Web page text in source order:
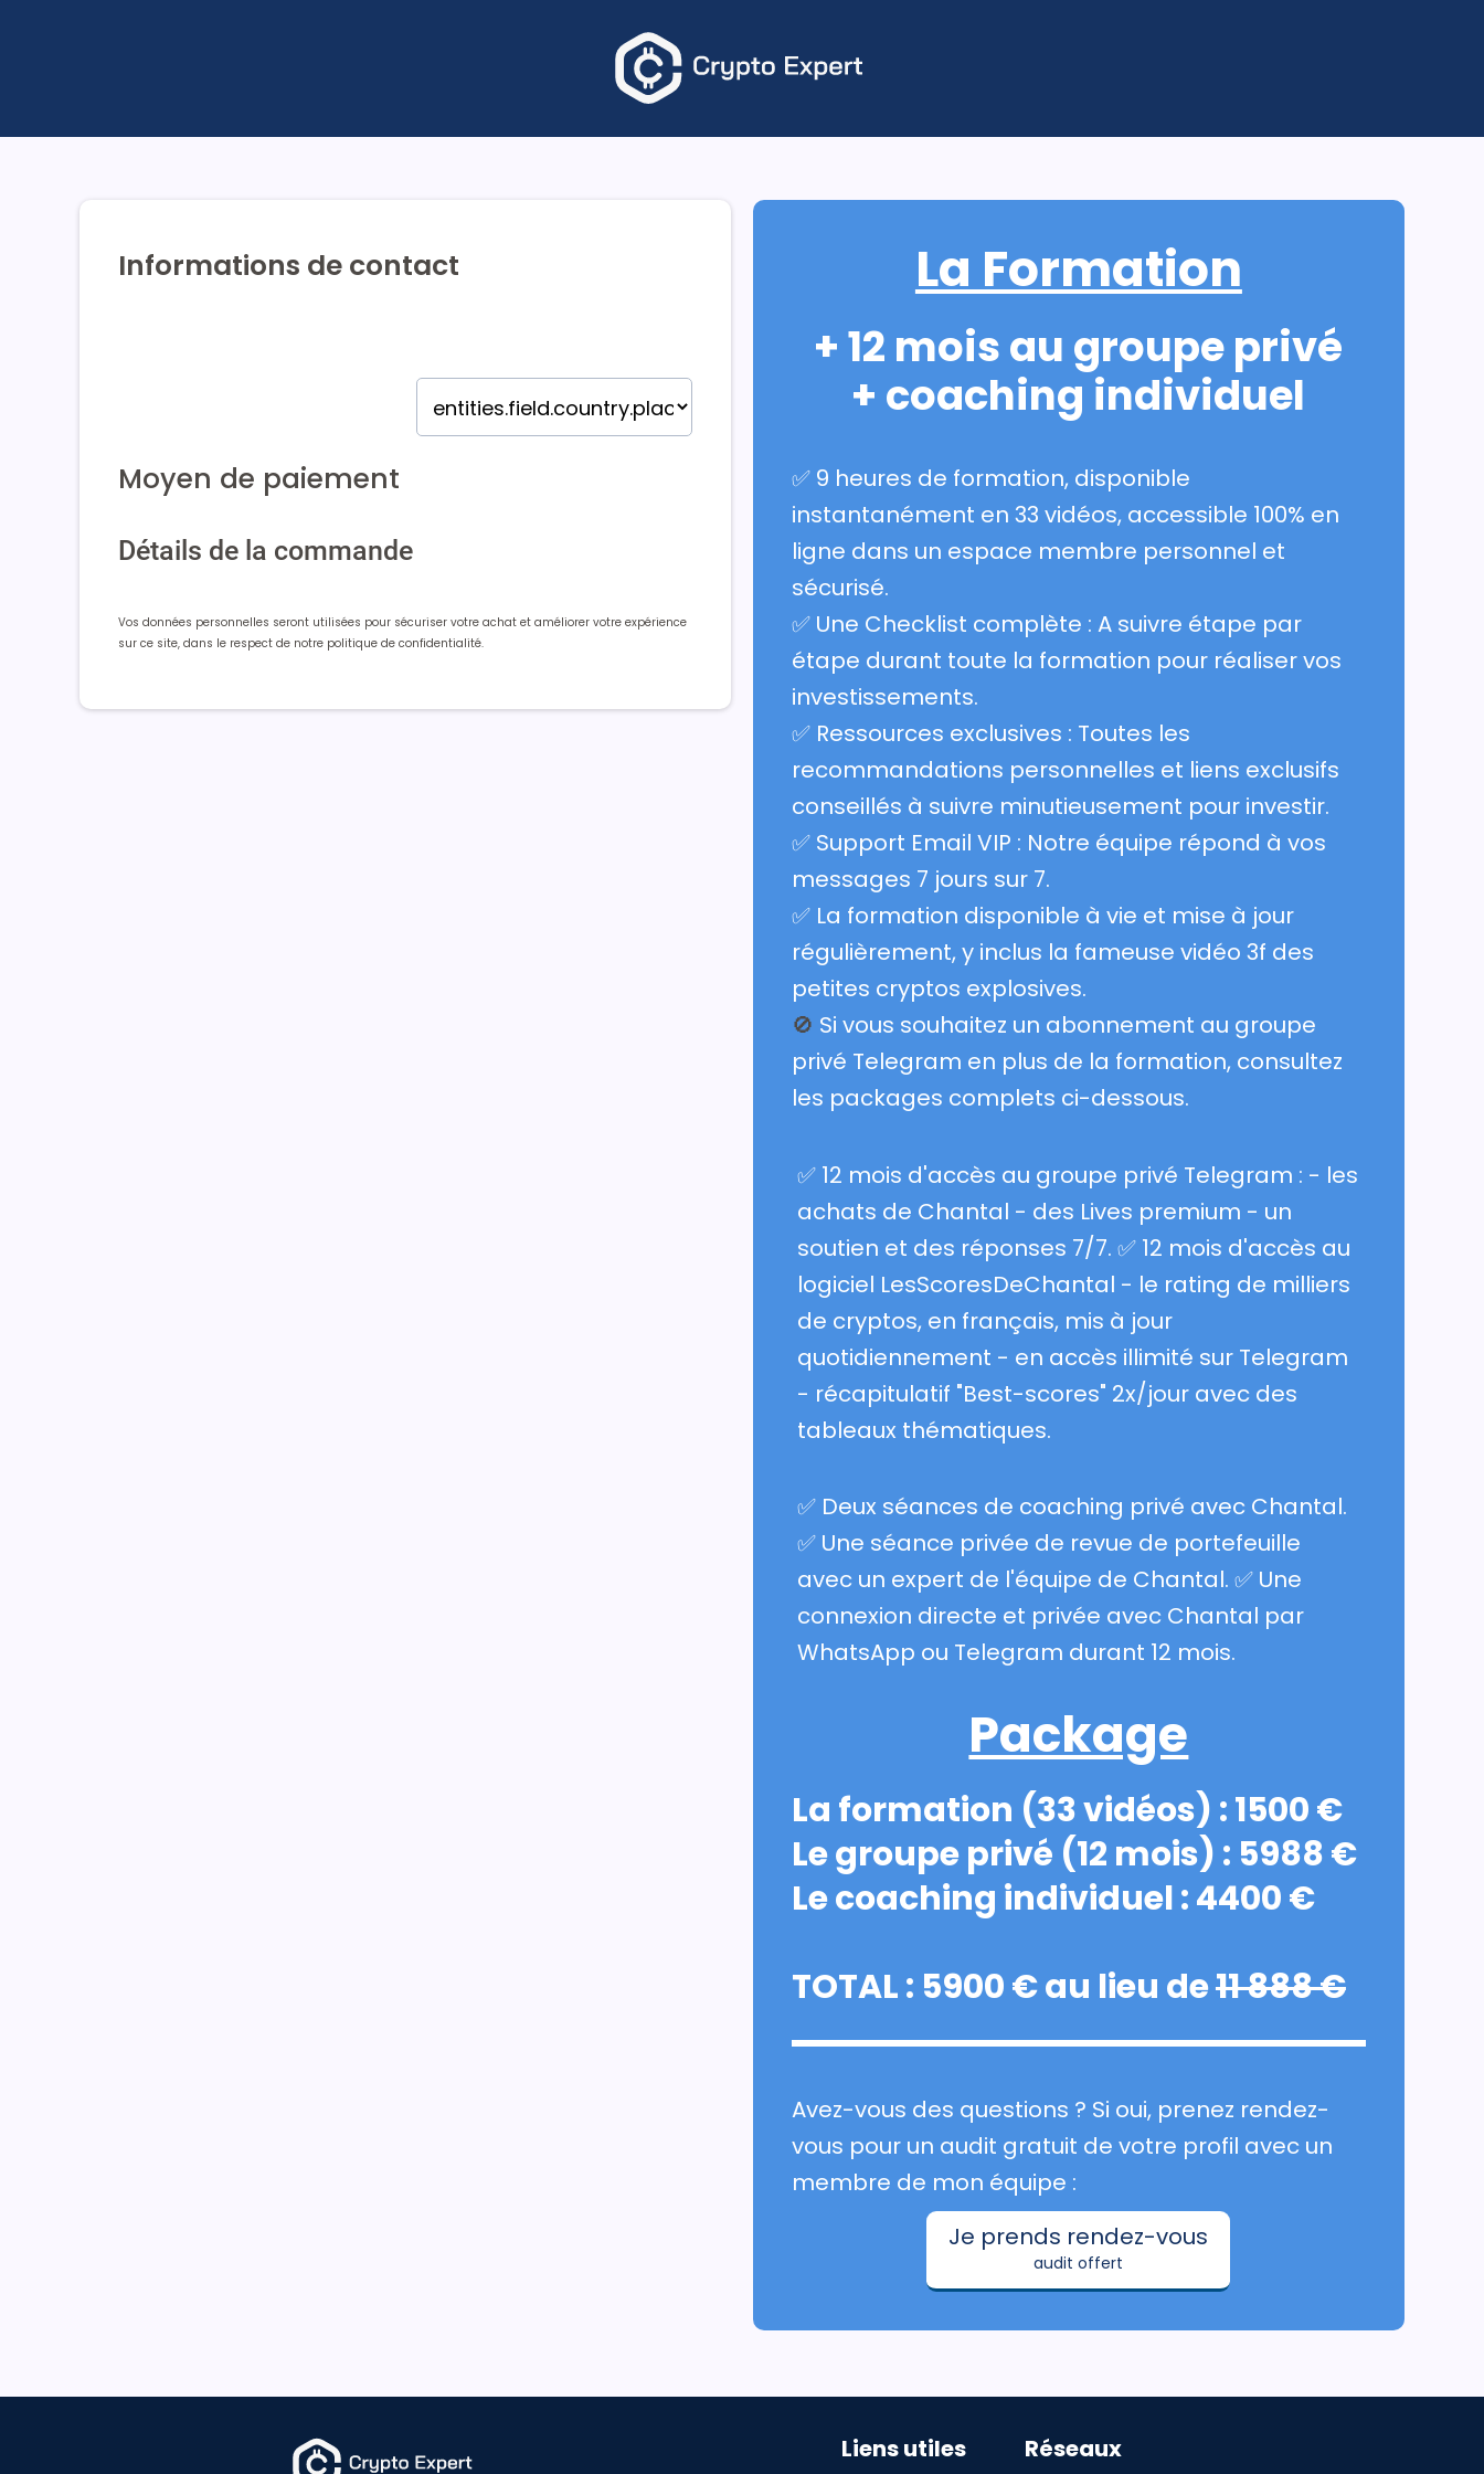
Informations de contact
Moyen de paiement
Détails de la commande
Vos données personnelles seront utilisées pour sécuriser votre achat et améliorer votre expérience
sur ce site, dans le respect de notre politique de confidentialité.
La Formation
+ 12 mois au groupe privé
+ coaching individuel
✅ 9 heures de formation, disponible
instantanément en 33 vidéos, accessible 100% en
ligne dans un espace membre personnel et
sécurisé.
✅ Une Checklist complète : A suivre étape par
étape durant toute la formation pour réaliser vos
investissements.
✅ Ressources exclusives : Toutes les
recommandations personnelles et liens exclusifs
conseillés à suivre minutieusement pour investir.
✅ Support Email VIP : Notre équipe répond à vos
messages 7 jours sur 7.
✅ La formation disponible à vie et mise à jour
régulièrement, y inclus la fameuse vidéo 3f des
petites cryptos explosives.
🚫 Si vous souhaitez un abonnement au groupe
privé Telegram en plus de la formation, consultez
les packages complets ci-dessous.
✅ 12 mois d'accès au groupe privé Telegram : - les
achats de Chantal - des Lives premium - un
soutien et des réponses 7/7. ✅ 12 mois d'accès au
logiciel LesScoresDeChantal - le rating de milliers
de cryptos, en français, mis à jour
quotidiennement - en accès illimité sur Telegram
- récapitulatif "Best-scores" 2x/jour avec des
tableaux thématiques.
✅ Deux séances de coaching privé avec Chantal.
✅ Une séance privée de revue de portefeuille
avec un expert de l'équipe de Chantal. ✅ Une
connexion directe et privée avec Chantal par
WhatsApp ou Telegram durant 12 mois.
Package
La formation (33 vidéos) : 1500 €
Le groupe privé (12 mois) : 5988 €
Le coaching individuel : 4400 €
TOTAL : 5900 € au lieu de11 888 €
Avez-vous des questions ? Si oui, prenez rendez-
vous pour un audit gratuit de votre profil avec un
membre de mon équipe :
Je prends rendez-vous
audit offert
Liens utiles Réseaux